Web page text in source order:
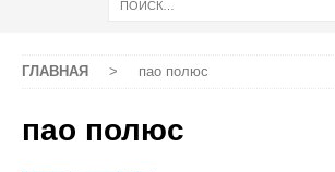
ГЛАВНАЯ > пао полюс
пао полюс